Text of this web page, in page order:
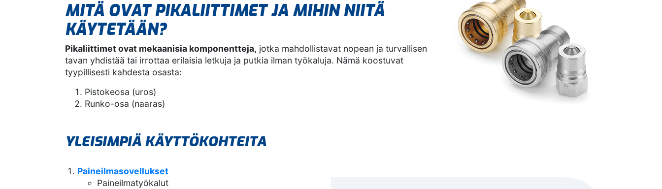
MITÄ OVAT PIKALIITTIMET JA MIHIN NIITÄ
KÄYTETÄÄN?
Pikaliittimet ovat mekaanisia komponentteja, jotka mahdollistavat nopean ja turvallisen
tavan yhdistää tai irrottaa erilaisia letkuja ja putkia ilman työkaluja. Nämä koostuvat
tyypillisesti kahdesta osasta:
Pistokeosa (uros)
Runko-osa (naaras)
YLEISIMPIÄ KÄYTTÖKOHTEITA
Paineilmasovellukset
Paineilmatyökalut